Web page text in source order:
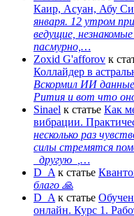
Каир, Асуан, Абу
января. 12 утром
ведущие,
пасмурно,…
Zoxid G'afforov к
Коллайдер в
Вскормил ИИ
Рития и вот что
Sinael к статье Как
вибрации.
несколько раз
силы стремятся
_другую_,…
D_A к статье
благо 🙏
D_A к статье
онлайн. Курс 1.